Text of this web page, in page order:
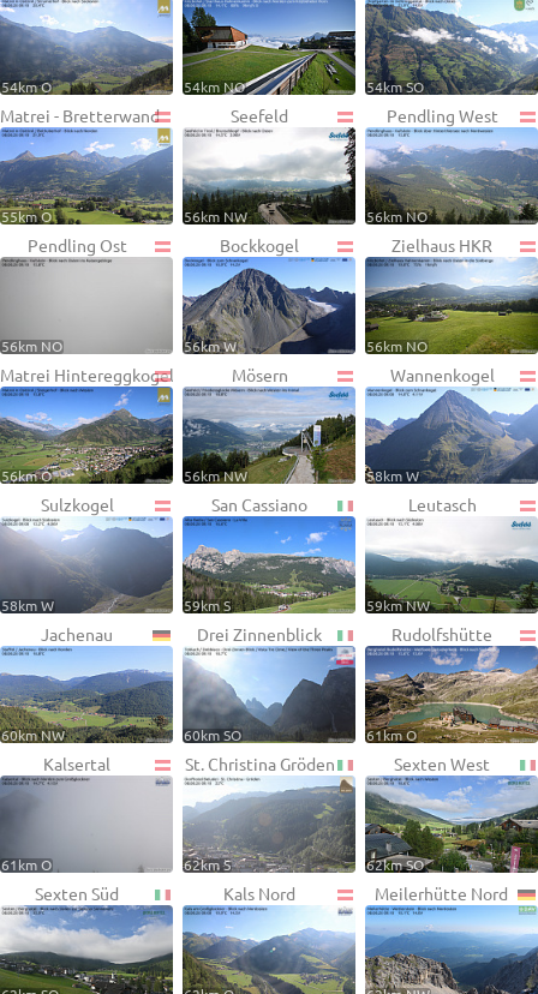
54km O 54km NO 54km SO
Matrei - Bretterwand
55km O
Seefeld
56km NW
Pendling West
56km NO
Pendling Ost
56km NO
Bockkogel
56km W
Zielhaus HKR
56km NO
Matrei Hintereggkogel
56km O
Mösern
56km NW
Wannenkogel
58km W
Sulzkogel
58km W
San Cassiano
59km S
Leutasch
59km NW
Jachenau
60km NW
Drei Zinnenblick
60km SO
Rudolfshütte
61km O
Kalsertal
61km O
St. Christina Gröden
62km S
Sexten West
62km SO
Sexten Süd Kals Nord Meilerhütte Nord